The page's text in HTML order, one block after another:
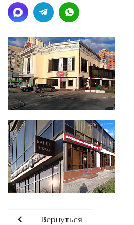
Вернуться